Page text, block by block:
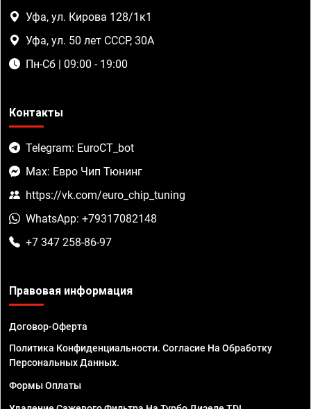
Уфа, ул. Кирова 128/1к1
Уфа, ул. 50 лет СССР, 30А
Пн-Сб | 09:00 - 19:00
Контакты
Telegram: EuroCT_bot
Max: Евро Чип Тюнинг
https://vk.com/euro_chip_tuning
WhatsApp: +79317082148
+7 347 258-86-97
Правовая информация
Договор-Оферта
Политика Конфиденциальности. Согласие На Обработку
Персональных Данных.
Формы Оплаты